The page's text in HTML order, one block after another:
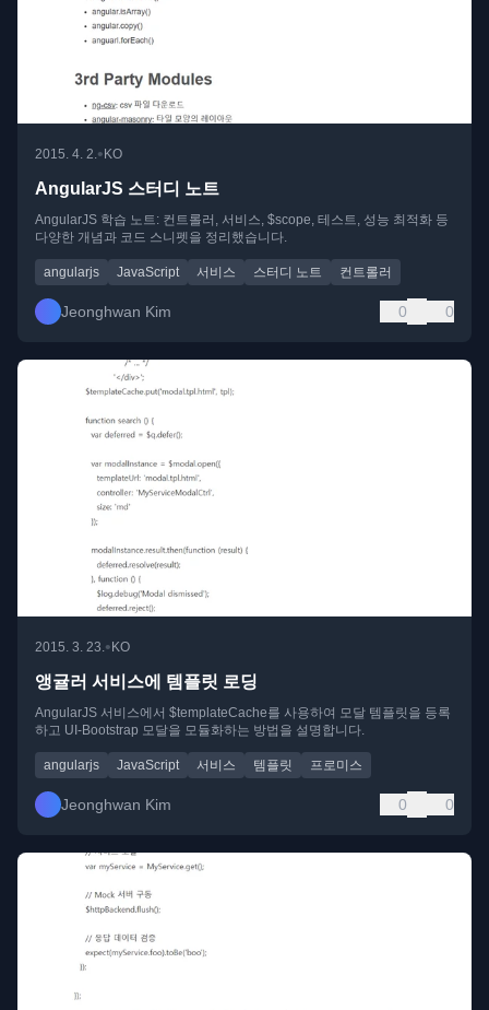
2015. 4. 2.• KO
AngularJS 스터디 노트
AngularJS 학습 노트: 컨트롤러, 서비스, $scope, 테스트, 성능 최적화 등
다양한 개념과 코드 스니펫을 정리했습니다.
angularjs JavaScript 서비스 스터디 노트 컨트롤러
Jeonghwan Kim 0 0
2015. 3. 23.•KO
앵귤러 서비스에 템플릿 로딩
AngularJS 서비스에서 $templateCache를 사용하여 모달 템플릿을 등록
하고 UI-Bootstrap 모달을 모듈화하는 방법을 설명합니다.
angularjs JavaScript 서비스 템플릿 프로미스
Jeonghwan Kim 0 0